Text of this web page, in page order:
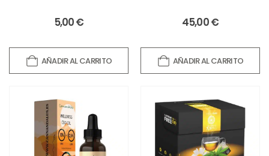
5,00€
AÑADIR AL CARRITO
45,00€
AÑADIR AL CARRITO